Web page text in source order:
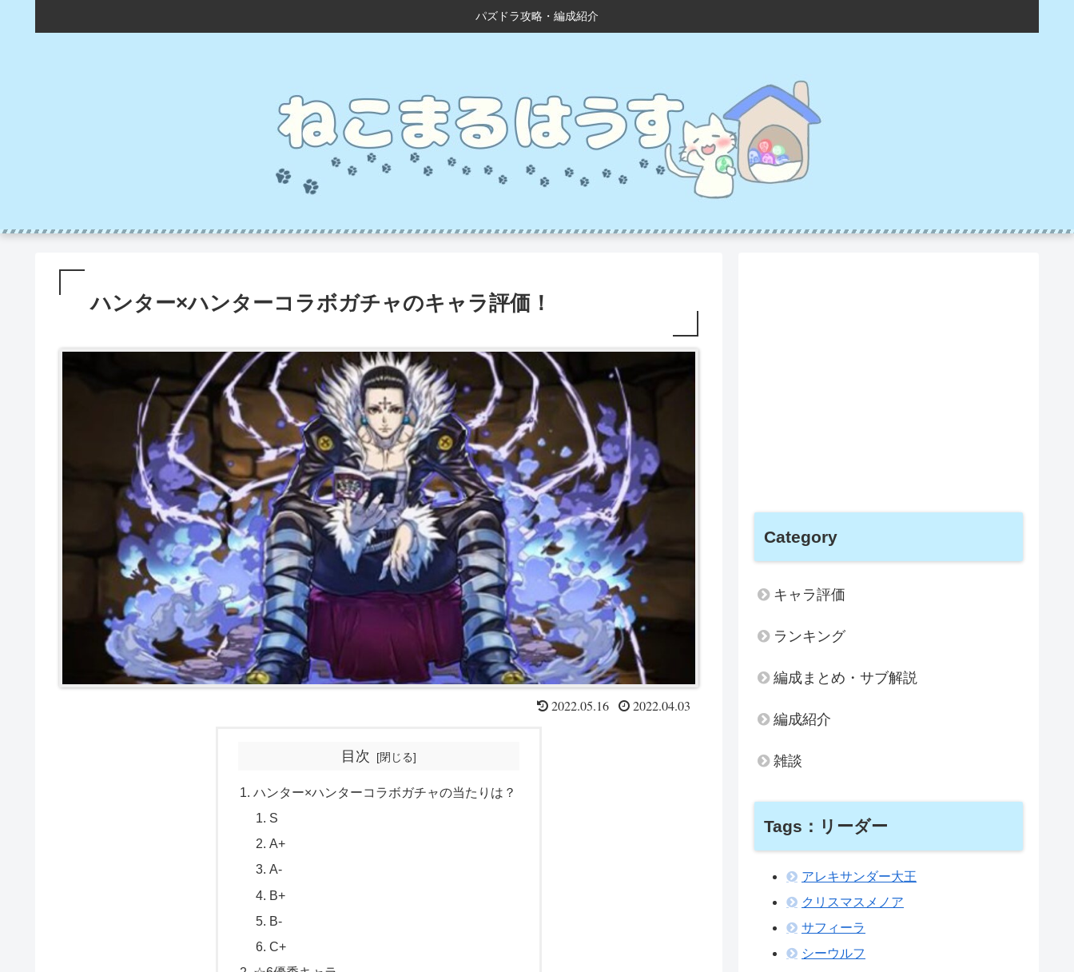
パズドラ攻略・編成紹介
ハンター×ハンターコラボガチャのキャラ評価！
2022.05.16 2022.04.03
目次
ハンター×ハンターコラボガチャの当たりは？
S
A+
A-
B+
B-
C+
Category
キャラ評価
ランキング
編成まとめ・サブ解説
編成紹介
雑談
Tags：リーダー
アレキサンダー大王
クリスマスメノア
サフィーラ
シーウルフ